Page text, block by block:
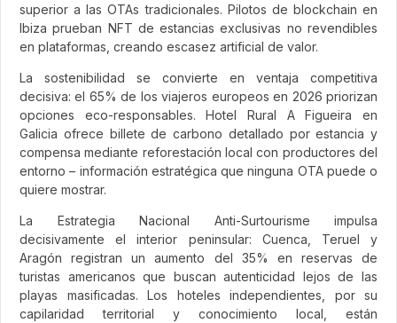
superior a las OTAs tradicionales. Pilotos de blockchain en
Ibiza prueban NFT de estancias exclusivas no revendibles
en plataformas, creando escasez artificial de valor.
La sostenibilidad se convierte en ventaja competitiva
decisiva: el 65% de los viajeros europeos en 2026 priorizan
opciones eco-responsables. Hotel Rural A Figueira en
Galicia ofrece billete de carbono detallado por estancia y
compensa mediante reforestación local con productores del
entorno – información estratégica que ninguna OTA puede o
quiere mostrar.
La Estrategia Nacional Anti-Surtourisme impulsa
decisivamente el interior peninsular: Cuenca, Teruel y
Aragón registran un aumento del 35% en reservas de
turistas americanos que buscan autenticidad lejos de las
playas masificadas. Los hoteles independientes, por su
capilaridad territorial y conocimiento local, están